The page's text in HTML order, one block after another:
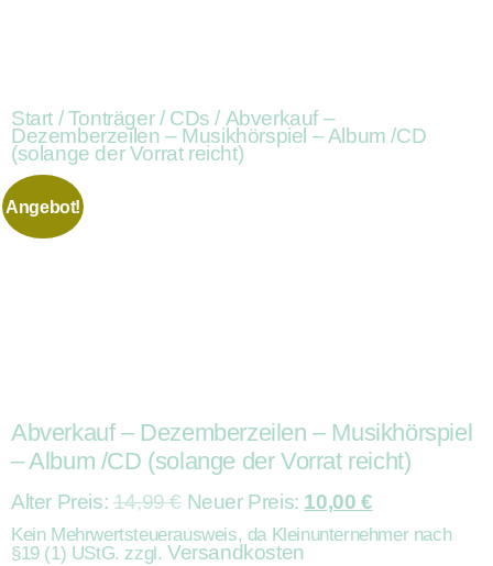
Start /Tonträger/ CDs / Abverkauf –
Dezemberzeilen – Musikhörspiel – Album /CD
(solange der Vorrat reicht)
Angebot!
Abverkauf – Dezemberzeilen – Musikhörspiel
– Album /CD (solange der Vorrat reicht)
Alter Preis: 14,99€ Neuer Preis: 10,00€
Kein Mehrwertsteuerausweis, da Kleinunternehmer nach
§19 (1) UStG. zzgl.Versandkosten